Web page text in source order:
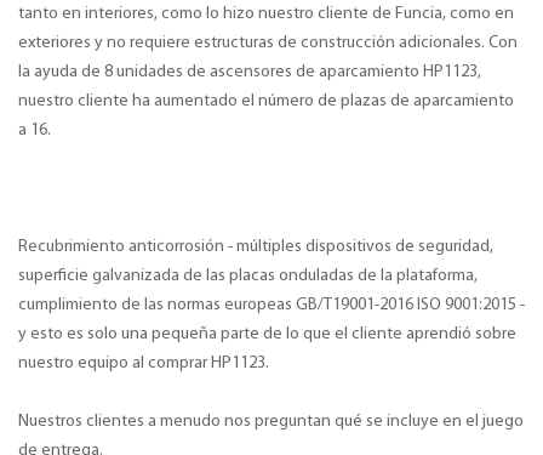
tanto en interiores, como lo hizo nuestro cliente de Funcia, como en
exteriores y no requiere estructuras de construcción adicionales. Con
la ayuda de 8 unidades de ascensores de aparcamiento HP1123,
nuestro cliente ha aumentado el número de plazas de aparcamiento
a 16.
Recubrimiento anticorrosión - múltiples dispositivos de seguridad,
superficie galvanizada de las placas onduladas de la plataforma,
cumplimiento de las normas europeas GB/T19001-2016 ISO 9001:2015 -
y esto es solo una pequeña parte de lo que el cliente aprendió sobre
nuestro equipo al comprar HP1123.
Nuestros clientes a menudo nos preguntan qué se incluye en el juego
de entrega.